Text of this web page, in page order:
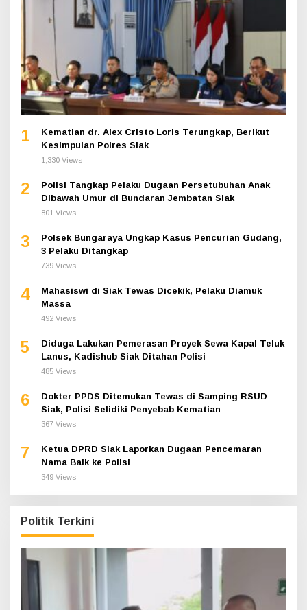
1
Kematian dr. Alex Cristo Loris Terungkap, Berikut
Kesimpulan Polres Siak
1,330 Views
2
Polisi Tangkap Pelaku Dugaan Persetubuhan Anak
Dibawah Umur di Bundaran Jembatan Siak
801 Views
3
Polsek Bungaraya Ungkap Kasus Pencurian Gudang,
3 Pelaku Ditangkap
739 Views
4
Mahasiswi di Siak Tewas Dicekik, Pelaku Diamuk
Massa
492 Views
5
Diduga Lakukan Pemerasan Proyek Sewa Kapal Teluk
Lanus, Kadishub Siak Ditahan Polisi
485 Views
6
Dokter PPDS Ditemukan Tewas di Samping RSUD
Siak, Polisi Selidiki Penyebab Kematian
367 Views
7
Ketua DPRD Siak Laporkan Dugaan Pencemaran
Nama Baik ke Polisi
349 Views
Politik Terkini